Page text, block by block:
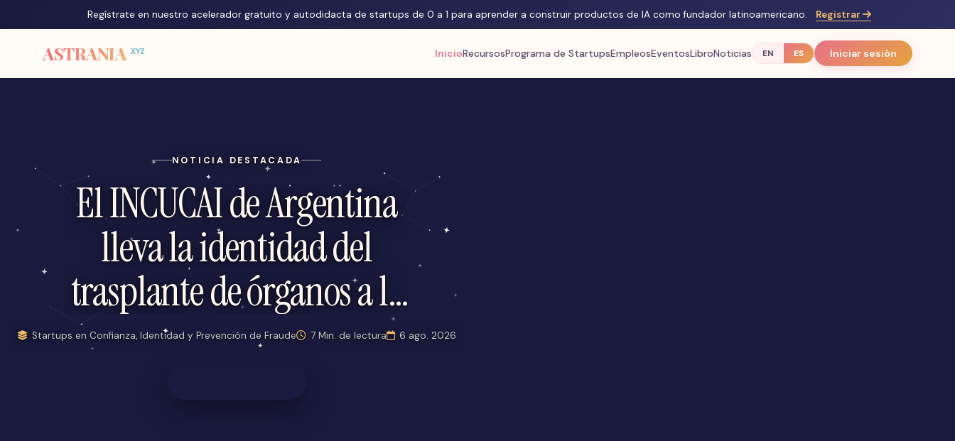
Regístrate en nuestro acelerador gratuito y autodidacta de startups de 0 a 1 para aprender a construir productos de IA como fundador latinoamericano. Registrar
ASTRANIA .XYZ InicioRecursosPrograma de StartupsEmpleosEventosLibroNoticias EN ES Iniciar sesión